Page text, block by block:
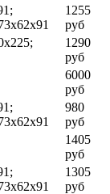
1255
руб
1290
руб
6000
руб
980
руб
1405
руб
1305
руб